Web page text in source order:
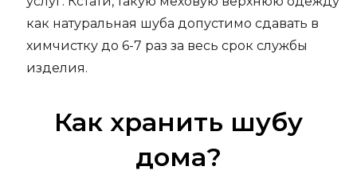
как натуральная шуба допустимо сдавать в
химчистку до 6-7 раз за весь срок службы
изделия.
Как хранить шубу
дома?